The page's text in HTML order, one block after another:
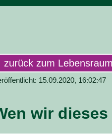
zurück zum Lebensraum
15.09.2020, 16:02:47
wir